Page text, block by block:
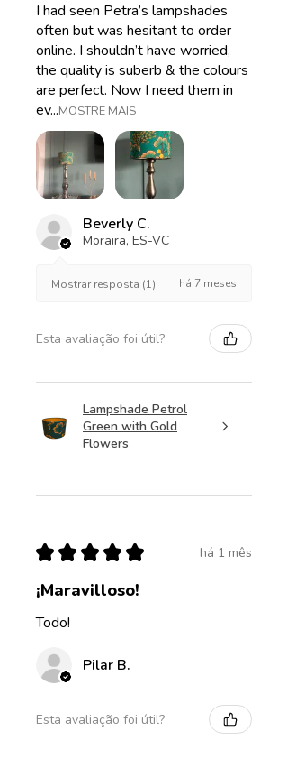
I had seen Petra’s lampshades
often but was hesitant to order
online. I shouldn’t have worried,
the quality is suberb & the colours
are perfect. Now I need them in
ev...MOSTRE MAIS
Beverly C.
Moraira, ES-VC
Mostrar resposta (1) há 7 meses
Esta avaliação foi útil?
Lampshade Petrol
Green with Gold
Flowers
★ ★ ★ ★ ★ há 1 mês
¡Maravilloso!
Todo!
Pilar B.
Esta avaliação foi útil?